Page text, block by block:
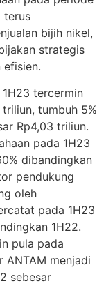
terus
bijih nikel,
strategis
tercermin
tumbuh 5%
Rp4,03 triliun.
pada 1H23
dibandingkan
pendukung
oleh
pada 1H23
1H22.
pula pada
ANTAM menjadi
sebesar